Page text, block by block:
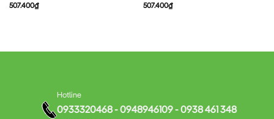
507.400₫ 507.400₫
Hotline
0933320468 - 0948946109 - 0938 461 348